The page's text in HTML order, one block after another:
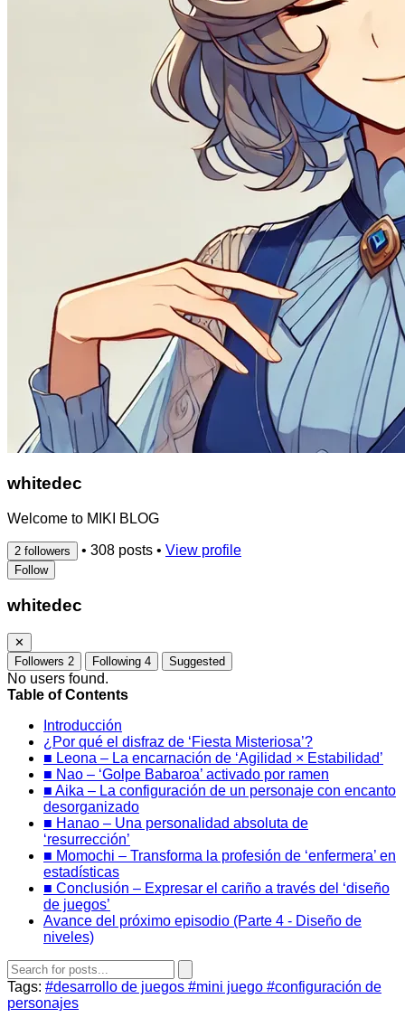
whitedec
Welcome to MIKI BLOG
2 followers • 308 posts • View profile
Follow
whitedec
✕
Followers 2 Following 4 Suggested
No users found.
Table of Contents
Introducción
¿Por qué el disfraz de ‘Fiesta Misteriosa’?
■ Leona – La encarnación de ‘Agilidad × Estabilidad’
■ Nao – ‘Golpe Babaroa’ activado por ramen
■ Aika – La configuración de un personaje con encanto
desorganizado
■ Hanao – Una personalidad absoluta de
‘resurrección’
■ Momochi – Transforma la profesión de ‘enfermera’ en
estadísticas
■ Conclusión – Expresar el cariño a través del ‘diseño
de juegos’
Avance del próximo episodio (Parte 4 - Diseño de
niveles)
Tags: #desarrollo de juegos #mini juego #configuración de
personajes